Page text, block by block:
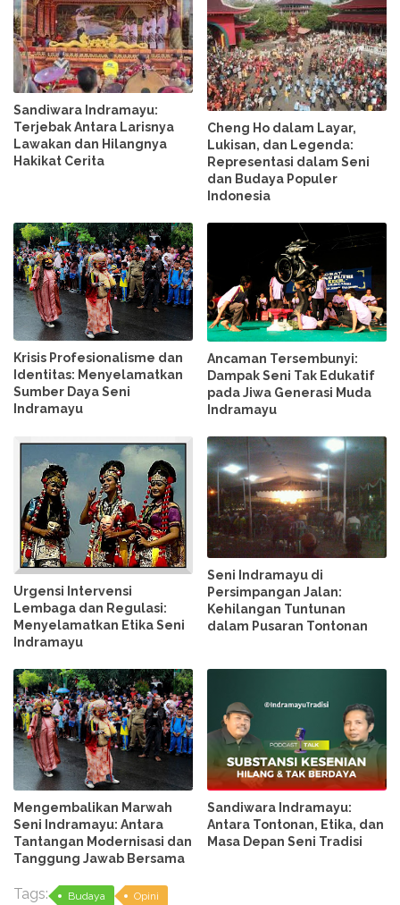
Sandiwara Indramayu:
Terjebak Antara Larisnya
Lawakan dan Hilangnya
Hakikat Cerita
Cheng Ho dalam Layar,
Lukisan, dan Legenda:
Representasi dalam Seni
dan Budaya Populer
Indonesia
Krisis Profesionalisme dan
Identitas: Menyelamatkan
Sumber Daya Seni
Indramayu
Ancaman Tersembunyi:
Dampak Seni Tak Edukatif
pada Jiwa Generasi Muda
Indramayu
Urgensi Intervensi
Lembaga dan Regulasi:
Menyelamatkan Etika Seni
Indramayu
Seni Indramayu di
Persimpangan Jalan:
Kehilangan Tuntunan
dalam Pusaran Tontonan
Mengembalikan Marwah
Seni Indramayu: Antara
Tantangan Modernisasi dan
Tanggung Jawab Bersama
Sandiwara Indramayu:
Antara Tontonan, Etika, dan
Masa Depan Seni Tradisi
Tags: Budaya Opini